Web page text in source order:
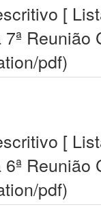
[
Reunião
pdf)
[
Reunião
pdf)